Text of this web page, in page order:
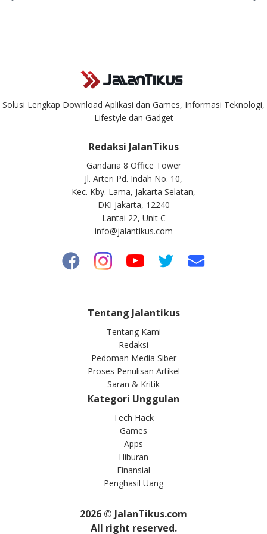
Kami dengan senang hati menjawab setiap pertanyaan yang
Solusi Lengkap Download Aplikasi dan Games, Informasi Teknologi,
Lifestyle dan Gadget
Redaksi JalanTikus
Gandaria 8 Office Tower
Jl. Arteri Pd. Indah No. 10,
Kec. Kby. Lama, Jakarta Selatan,
DKI Jakarta, 12240
Lantai 22, Unit C
info@jalantikus.com
Tentang Jalantikus
Tentang Kami
Redaksi
Pedoman Media Siber
Proses Penulisan Artikel
Saran & Kritik
Kategori Unggulan
Tech Hack
Games
Apps
Hiburan
Finansial
Penghasil Uang
2026 © JalanTikus.com
All right reserved.